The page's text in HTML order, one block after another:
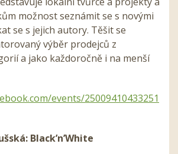
možnost seznámit se s novými
se s jejich autory. Těšit se
výběr prodejců z
a jako každoročně i na menší
events/25009410433251
Black’n’White